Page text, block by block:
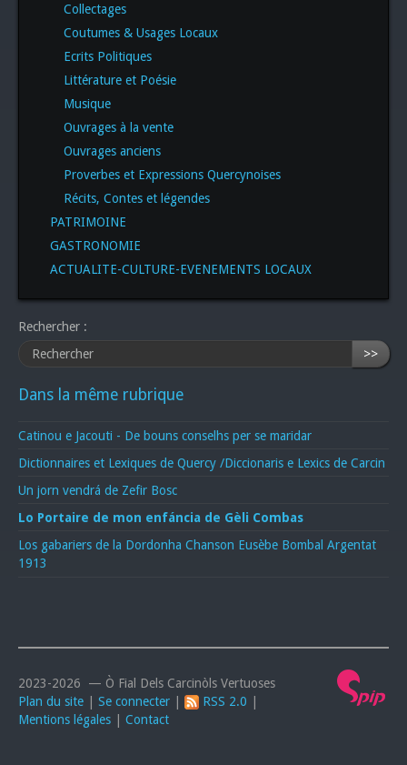
Collectages
Coutumes & Usages Locaux
Ecrits Politiques
Littérature et Poésie
Musique
Ouvrages à la vente
Ouvrages anciens
Proverbes et Expressions Quercynoises
Récits, Contes et légendes
PATRIMOINE
GASTRONOMIE
ACTUALITE-CULTURE-EVENEMENTS LOCAUX
Rechercher :
>>
Dans la même rubrique
Catinou e Jacouti - De bouns conselhs per se maridar
Dictionnaires et Lexiques de Quercy /Diccionaris e Lexics de Carcin
Un jorn vendrá de Zefir Bosc
Lo Portaire de mon enfáncia de Gèli Combas
Los gabariers de la Dordonha Chanson Eusèbe Bombal Argentat
1913
2023-2026 — Ò Fial Dels Carcinòls Vertuoses
Plan du site | Se connecter | RSS 2.0 |
Mentions légales | Contact